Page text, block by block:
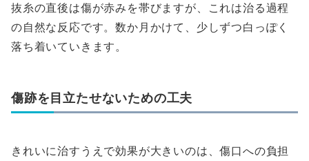
抜糸の直後は傷が赤みを帯びますが、これは治る過程
の自然な反応です。数か月かけて、少しずつ白っぽく
落ち着いていきます。
傷跡を目立たせないための工夫
きれいに治すうえで効果が大きいのは、傷口への負担